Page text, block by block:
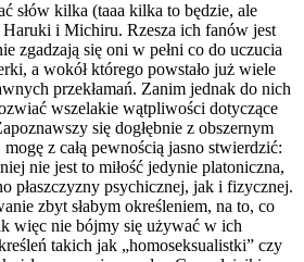
słów kilka (taaa kilka to będzie, ale
i Michiru. Rzesza ich fanów jest
zgadzają się oni w pełni co do uczucia
a wokół którego powstało już wiele
przekłamań. Zanim jednak do nich
wszelakie wątpliwości dotyczące
się dogłębnie z obszernym
z całą pewnością jasno stwierdzić:
nie jest to miłość jedynie platoniczna,
płaszczyzny psychicznej, jak i fizycznej.
zbyt słabym określeniem, na to, co
więc nie bójmy się używać w ich
takich jak „homoseksualistki” czy